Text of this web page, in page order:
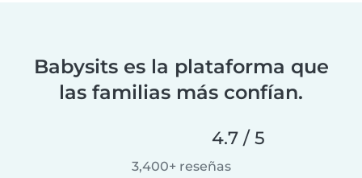
Babysits es la plataforma que
las familias más confían.
4.7 / 5
3,400+ reseñas